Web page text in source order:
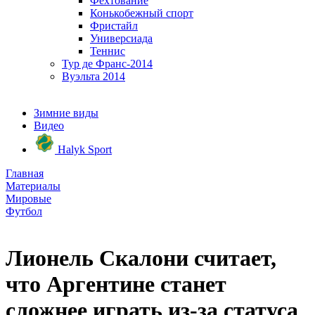
Конькобежный спорт
Фристайл
Универсиада
Теннис
Тур де Франс-2014
Вуэльта 2014
Зимние виды
Видео
Halyk Sport
Главная
Материалы
Мировые
Футбол
Лионель Скалони считает,
что Аргентине станет